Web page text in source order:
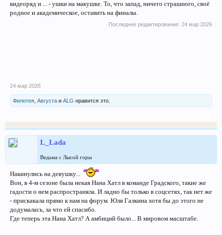
видеоряд и ... - ушки на макушке. То, что запад, ничего страшного, своё
родное и академическое, оставить на финалы.
Последнее редактирование: 24 мар 2026
24 мар 2026
Филотея Августа и ALG нравится это.
L_Lada
Ведьма с Лысой горы
Накинулись на девушку...
Вон, в 4-м сезоне была некая Нана Хатл в команде Градского, такие же
гадости о нем распространяла. И ладно бы только в соцсетях, так нет же
- прискакала прямо к нам на форум. Юля Галкина хотя бы до этого не
додумалась, за что ей спасибо.
Где теперь эта Нана Хатл? А амбиций было... В мировом масштабе.